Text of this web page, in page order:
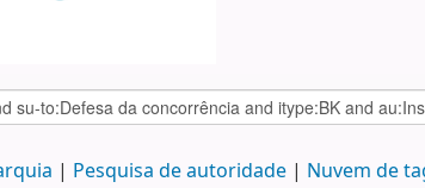
Pesquisa de autoridade Nuvem de